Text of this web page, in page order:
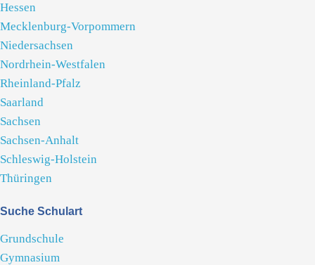
Hessen
Mecklenburg-Vorpommern
Niedersachsen
Nordrhein-Westfalen
Rheinland-Pfalz
Saarland
Sachsen
Sachsen-Anhalt
Schleswig-Holstein
Thüringen
Suche Schulart
Grundschule
Gymnasium